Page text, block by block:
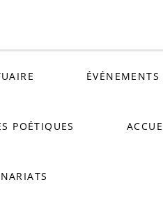
ÉVÉNEMENTS
POÉTIQUES